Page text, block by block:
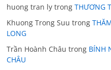
huong tran ly trongTHƯƠNG
Khuong Trong Suu trong
LONG
Trần Hoành Châu trong BÍNH
CHÂU